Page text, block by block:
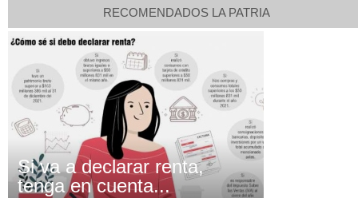
RECOMENDADOS LA PATRIA
Si va a declarar renta,
tenga en cuenta...